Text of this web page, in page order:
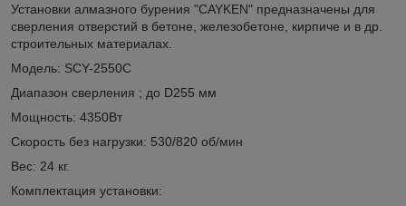
Установки алмазного бурения "CAYKEN" предназначены для
сверления отверстий в бетоне, железобетоне, кирпиче и в др.
строительных материалах.
Модель: SCY-2550C
Диапазон сверления ; до D255 мм
Мощность: 4350Вт
Скорость без нагрузки: 530/820 об/мин
Вес: 24 кг.
Комплектация установки: